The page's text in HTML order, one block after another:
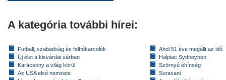
A kategória további hírei:
Futball, szabadság és felhőkarcolók
Új élet a kisvárdai várban
Karácsony a világ körül
Az USA első nemzete
Ahol 51 éve megállt az idő
Halpiac Sydneyben
Szörnyű éhínség
Suraxani